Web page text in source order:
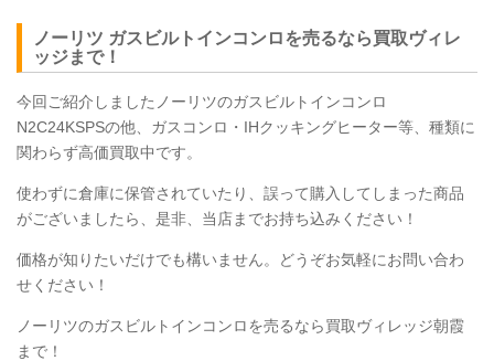
ノーリツ ガスビルトインコンロを売るなら買取ヴィレ
ッジまで！
今回ご紹介しましたノーリツのガスビルトインコンロ
N2C24KSPSの他、ガスコンロ・IHクッキングヒーター等、種類に
関わらず高価買取中です。
使わずに倉庫に保管されていたり、誤って購入してしまった商品
がございましたら、是非、当店までお持ち込みください！
価格が知りたいだけでも構いません。どうぞお気軽にお問い合わ
せください！
ノーリツのガスビルトインコンロを売るなら買取ヴィレッジ朝霞
まで！